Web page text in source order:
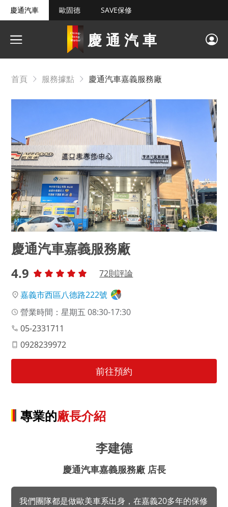
慶通汽車 歐固德 SAVE保修
慶通汽車
首頁 服務據點 慶通汽車嘉義服務廠
慶通汽車嘉義服務廠
4.9 72則評論
嘉義市西區八德路222號
營業時間：星期五 08:30-17:30
05-2331711
0928239972
前往預約
專業的廠長介紹
李建德
慶通汽車嘉義服務廠 店長
我們團隊都是做歐美車系出身，在嘉義20多年的保修